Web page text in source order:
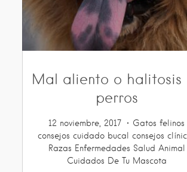
Mal aliento o halitosis
perros
12 noviembre, 2017 Gatos felinos
consejos cuidado bucal
consejos
Razas Enfermedades Salud Animal
Cuidados De Tu Mascota